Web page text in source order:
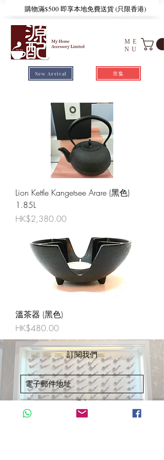
​購物滿$500 即享本地免費送貨 (只限香港)
New Arrival
ME
NU
市集
Lion Kettle Kangetsee Arare (黑色)
1.85L
價格
HK$2,380.00
溫茶器 (黑色)
價格
HK$480.00
訂閱我們
遞交